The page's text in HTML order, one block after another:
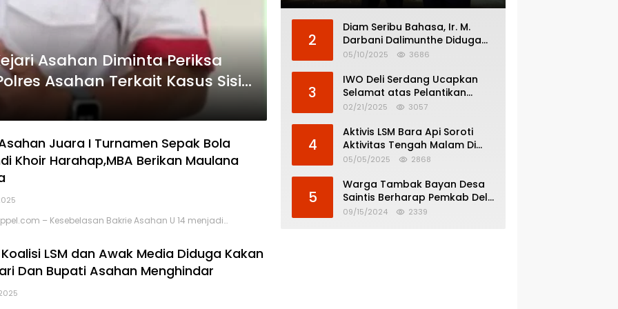
Asahan Diminta Periksa
Asahan Terkait Kasus Sisik
Juara I Turnamen Sepak Bola
Khoir Harahap,MBA Berikan Maulana
– Kesebelasan Bakrie Asahan U 14 menjadi…
Koalisi LSM dan Awak Media Diduga Kakan
Dan Bupati Asahan Menghindar
2
Diam Seribu Bahasa, Ir. M.
Darbani Dalimunthe Diduga
Menghindar dari
05/10/2025 3686
3
IWO Deli Serdang Ucapkan
Selamat atas Pelantikan
Bupati dan Wakil Bupati Deli
02/21/2025 3057
4
Aktivis LSM Bara Api Soroti
Aktivitas Tengah Malam Di
SPBU 14.213.228 Bandar Tinggi
05/05/2025 2868
5
Warga Tambak Bayan Desa
Saintis Berharap Pemkab Deli
Serdang Atasi Banjir
09/15/2024 2339